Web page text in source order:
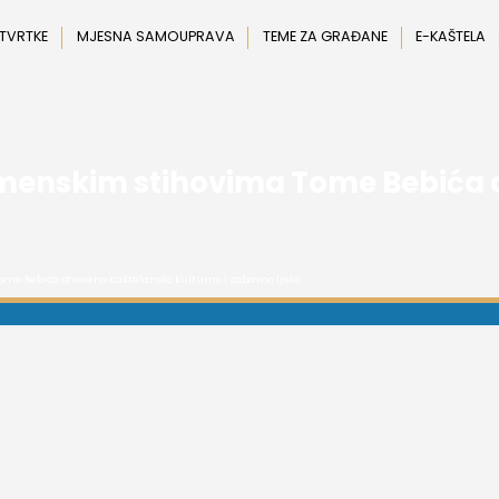
MJESNA SAMOUPRAVA TEME ZA GRAĐANE E-KAŠTELA